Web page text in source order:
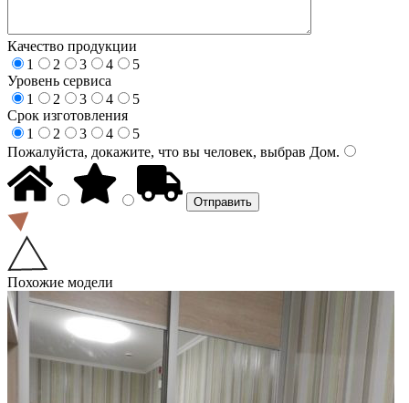
Качество продукции
1
2 3 4
5
Уровень сервиса
1
2 3 4
5
Срок изготовления
1
2 3 4
5
Пожалуйста, докажите, что вы человек, выбрав Дом.
Похожие модели